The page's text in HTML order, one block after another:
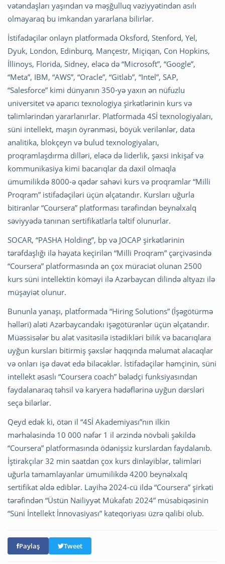
vətəndaşları yaşından və məşğulluq vəziyyətindən asılı
olmayaraq bu imkandan yararlana bilirlər.
İstifadəçilər onlayn platformada Oksford, Stenford, Yel,
Dyuk, London, Edinburq, Mançestr, Miçiqan, Con Hopkins,
İllinoys, Florida, Sidney, eləcə də “Microsoft”, “Google”,
“Meta”, IBM, “AWS”, “Oracle”, “Gitlab”, “Intel”, SAP,
“Salesforce” kimi dünyanın 350-yə yaxın ən nüfuzlu
universitet və aparıcı texnologiya şirkətlərinin kurs və
təlimlərindən yararlanırlar. Platformada 4Sİ texnologiyaları,
süni intellekt, maşın öyrənməsi, böyük verilənlər, data
analitika, blokçeyn və bulud texnologiyaları,
proqramlaşdırma dilləri, eləcə də liderlik, şəxsi inkişaf və
kommunikasiya kimi bacarıqlar da daxil olmaqla
ümumilikdə 8000-ə qədər sahəvi kurs və proqramlar “Milli
Proqram” istifadəçiləri üçün əlçatandır. Kursları uğurla
bitirənlər “Coursera” platforması tərəfindən beynəlxalq
səviyyədə tanınan sertifikatlarla təltif olunurlar.
SOCAR, “PASHA Holding”, bp və JOCAP şirkətlərinin
tərəfdaşlığı ilə həyata keçirilən “Milli Proqram” çərçivəsində
“Coursera” platformasında ən çox müraciət olunan 2500
kurs süni intellektin köməyi ilə Azərbaycan dilində altyazı ilə
müşayiət olunur.
Bununla yanaşı, platformada “Hiring Solutions” (İşəgötürmə
həlləri) aləti Azərbaycandakı işəgötürənlər üçün əlçatandır.
Müəssisələr bu alət vasitəsilə istədikləri bilik və bacarıqlara
uyğun kursları bitirmiş şəxslər haqqında məlumat alacaqlar
və onları işə dəvət edə biləcəklər. İstifadəçilər həmçinin, süni
intellekt əsaslı “Coursera coach” bələdçi funksiyasından
faydalanaraq təhsil və karyera hədəflərinə uyğun dərsləri
seçə bilərlər.
Qeyd edək ki, ötən il “4Sİ Akademiyası”nın ilkin
mərhələsində 10 000 nəfər 1 il ərzində növbəli şəkildə
“Coursera” platformasında ödənişsiz kurslardan faydalanıb.
İştirakçılar 32 min saatdan çox kurs dinləyiblər, təlimləri
uğurla tamamlayanlar ümumilikdə 4200 beynəlxalq
sertifikat əldə ediblər. Layihə 2024-cü ildə “Coursera” şirkəti
tərəfindən “Üstün Nailiyyət Mükafatı 2024” müsabiqəsinin
“Süni İntellekt İnnovasiyası” kateqoriyası üzrə qalibi olub.
Paylaş Tweet